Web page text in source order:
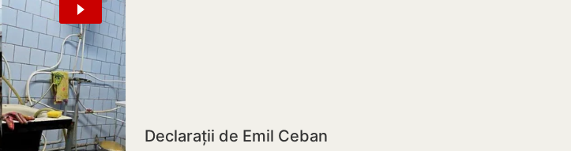
Declarații de Emil Ceban